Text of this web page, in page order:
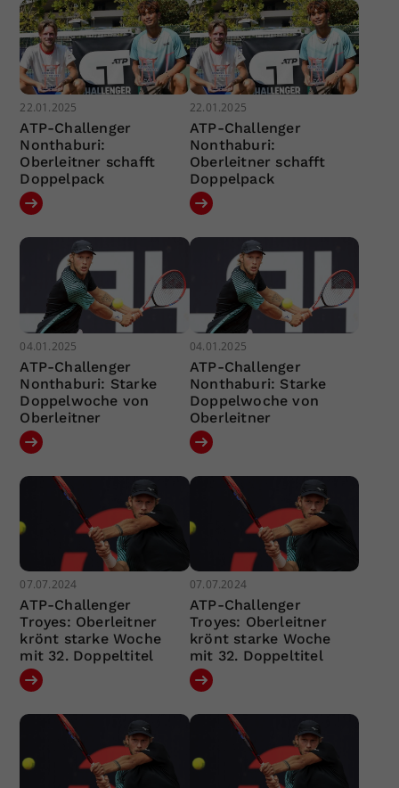
22.01.2025
ATP-Challenger
Nonthaburi:
Oberleitner schafft
Doppelpack
22.01.2025
ATP-Challenger
Nonthaburi:
Oberleitner schafft
Doppelpack
04.01.2025
ATP-Challenger
Nonthaburi: Starke
Doppelwoche von
Oberleitner
04.01.2025
ATP-Challenger
Nonthaburi: Starke
Doppelwoche von
Oberleitner
07.07.2024
ATP-Challenger
Troyes: Oberleitner
krönt starke Woche
mit 32. Doppeltitel
07.07.2024
ATP-Challenger
Troyes: Oberleitner
krönt starke Woche
mit 32. Doppeltitel